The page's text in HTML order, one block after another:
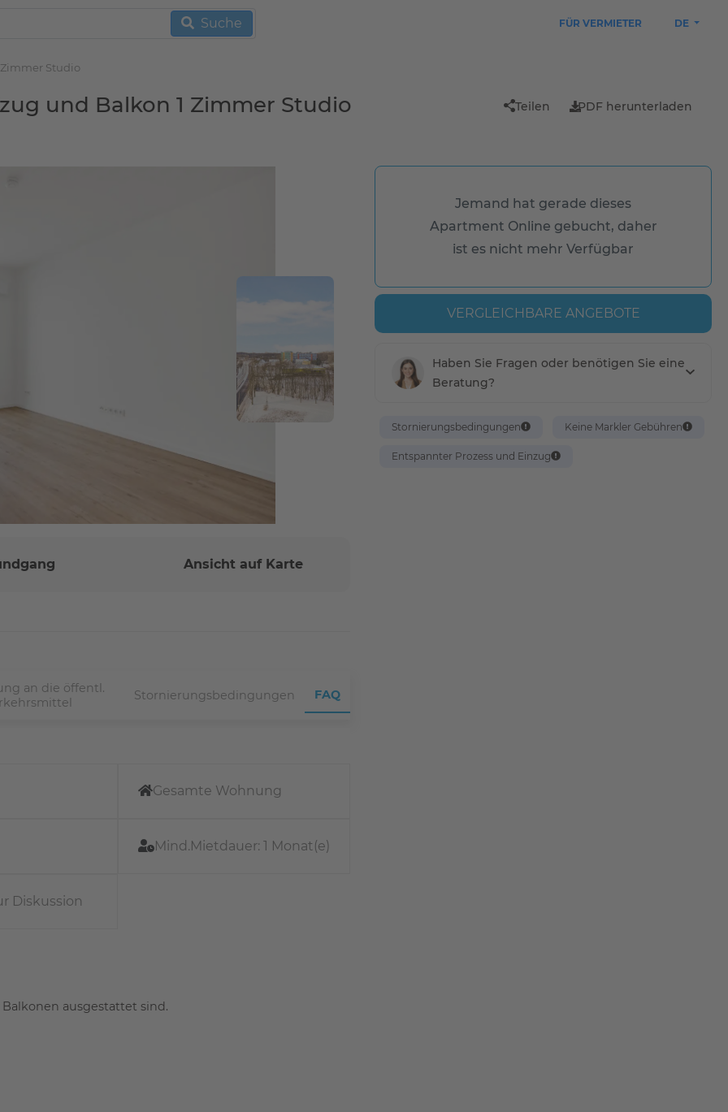
Suche FÜR VERMIETER DE
Studio
und Balkon 1 Zimmer Studio Teilen PDF herunterladen
Ansicht auf Karte
an die öffentl.
Stornierungsbedingungen FAQ
Gesamte Wohnung
Mind.Mietdauer: 1 Monat(e)
Diskussion
ausgestattet sind.
Jemand hat gerade dieses
Apartment Online gebucht, daher
ist es nicht mehr Verfügbar
VERGLEICHBARE ANGEBOTE
Haben Sie Fragen oder benötigen Sie eine
Beratung?
Stornierungsbedingungen Keine Markler Gebühren
Entspannter Prozess und Einzug